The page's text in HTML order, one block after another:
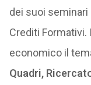
dei suoi seminari
Crediti Formativi.
economico il
Quadri,